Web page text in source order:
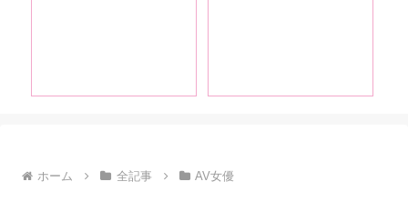
ホーム 全記事 AV女優